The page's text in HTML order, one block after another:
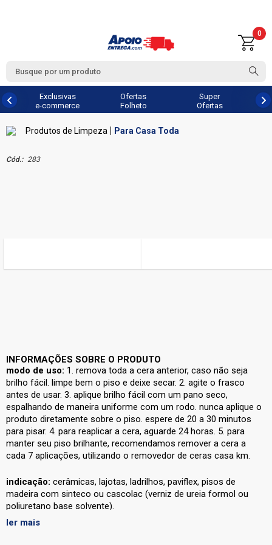
0
Exclusivas
e-commerce
Ofertas
Folheto
Super
Ofertas
Produtos de Limpeza Para Casa Toda
Cód.: 283
INFORMAÇÕES SOBRE O PRODUTO
modo de uso: 1. remova toda a cera anterior, caso não seja
brilho fácil. limpe bem o piso e deixe secar. 2. agite o frasco
antes de usar. 3. aplique brilho fácil com um pano seco,
espalhando de maneira uniforme com um rodo. nunca aplique o
produto diretamente sobre o piso. espere de 20 a 30 minutos
para pisar. 4. para reaplicar a cera, aguarde 24 horas. 5. para
manter seu piso brilhante, recomendamos remover a cera a
cada 7 aplicações, utilizando o removedor de ceras casa km.
indicação: cerâmicas, lajotas, ladrilhos, paviflex, pisos de
madeira com sinteco ou cascolac (verniz de ureia formol ou
poliuretano base solvente).
ler mais